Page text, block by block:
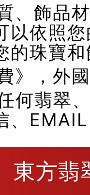
、飾品
以依照
的珠寶
》，外
何翡翠
、
東方翡